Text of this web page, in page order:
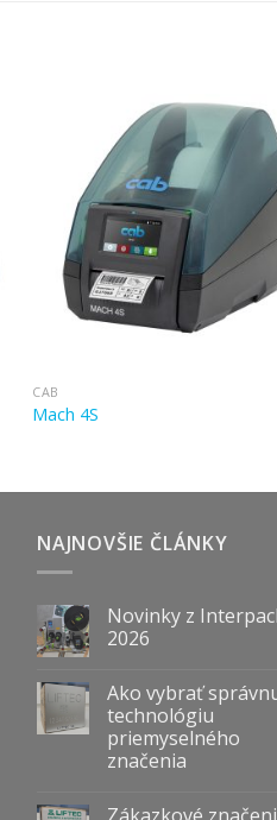
CAB
Mach 4S
NAJNOVŠIE ČLÁNKY
Novinky z
2026
Ako vybrať
technológiu
priemyselného
značenia